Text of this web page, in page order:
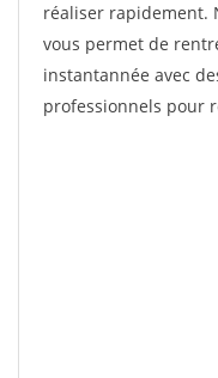
réaliser rapidement.
vous permet de
instantannée avec
professionnels pour